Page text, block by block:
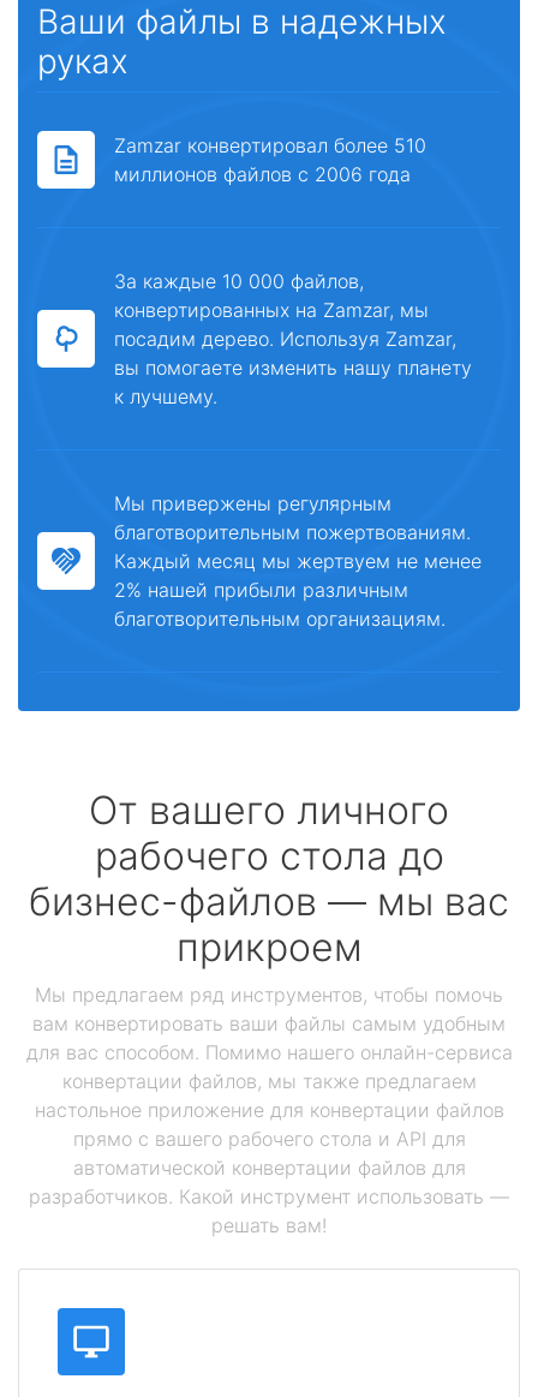
Ваши файлы в надежных
руках
Zamzar конвертировал более 510
миллионов файлов с 2006 года
За каждые 10 000 файлов,
конвертированных на Zamzar, мы
посадим дерево. Используя Zamzar,
вы помогаете изменить нашу планету
к лучшему.
Мы привержены регулярным
благотворительным пожертвованиям.
Каждый месяц мы жертвуем не менее
2% нашей прибыли различным
благотворительным организациям.
От вашего личного
рабочего стола до
бизнес-файлов — мы вас
прикроем
Мы предлагаем ряд инструментов, чтобы помочь
вам конвертировать ваши файлы самым удобным
для вас способом. Помимо нашего онлайн-сервиса
конвертации файлов, мы также предлагаем
настольное приложение для конвертации файлов
прямо с вашего рабочего стола и API для
автоматической конвертации файлов для
разработчиков. Какой инструмент использовать —
решать вам!